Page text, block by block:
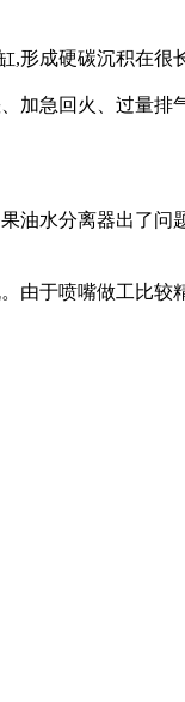
成硬碳沉积在很
急回火、过量排
水分离器出了
于喷嘴做工比